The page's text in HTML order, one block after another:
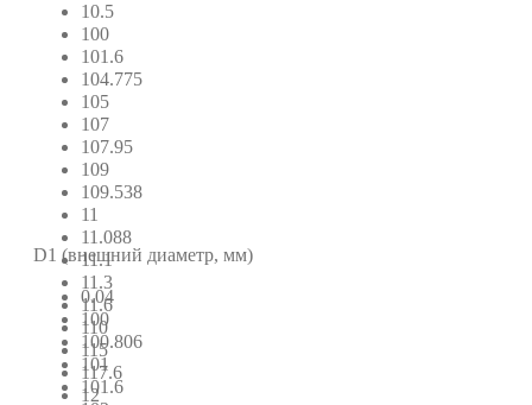
10.5
100
101.6
104.775
105
107
107.95
109
109.538
11
11.088
11.1
11.3
11.6
110
115
117.6
12
D1 (внешний диаметр, мм)
0.04
100
100.806
101
101.6